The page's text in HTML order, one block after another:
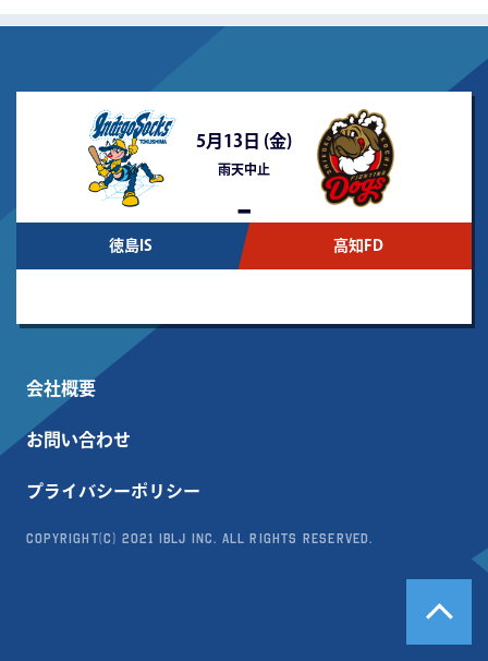
5月13日 (金)
雨天中止
-
徳島IS 高知FD
会社概要
お問い合わせ
プライバシーポリシー
Copyright(c) 2021 IBLJ Inc. All Rights Reserved.